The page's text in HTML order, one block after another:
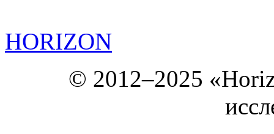
HORIZON
© 2012–2025